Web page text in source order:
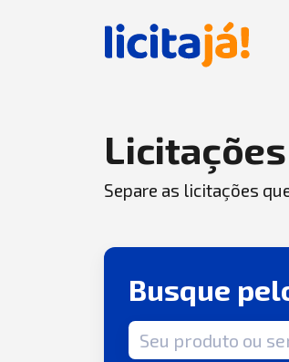
Separe as licitações
Busque
Termo de busca